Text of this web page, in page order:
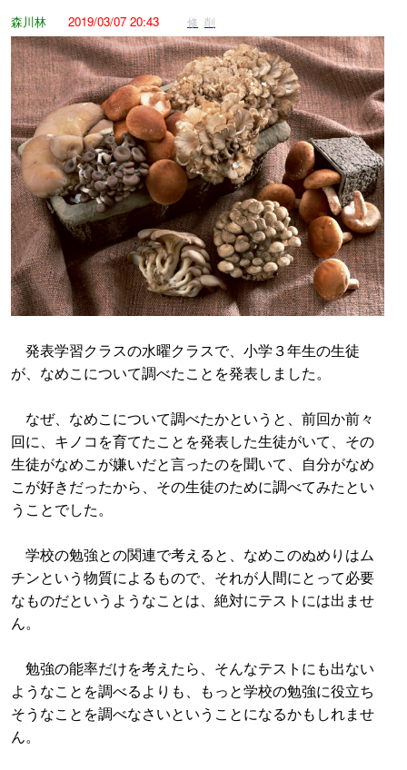
森川林
2019/03/07 20:43 修 削
発表学習クラスの水曜クラスで、小学３年生の生徒
が、なめこについて調べたことを発表しました。
なぜ、なめこについて調べたかというと、前回か前々
回に、キノコを育てたことを発表した生徒がいて、その
生徒がなめこが嫌いだと言ったのを聞いて、自分がなめ
こが好きだったから、その生徒のために調べてみたとい
うことでした。
学校の勉強との関連で考えると、なめこのぬめりはム
チンという物質によるもので、それが人間にとって必要
なものだというようなことは、絶対にテストには出ませ
ん。
勉強の能率だけを考えたら、そんなテストにも出ない
ようなことを調べるよりも、もっと学校の勉強に役立ち
そうなことを調べなさいということになるかもしれませ
ん。